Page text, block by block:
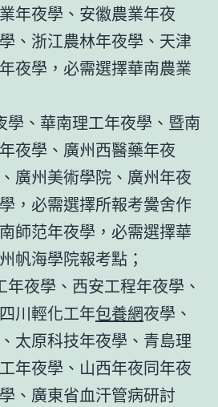
年夜學、安徽農業年夜
、浙江農林年夜學、天津
夜學，必需選擇華南農業
學、華南理工年夜學、暨南
夜學、廣州西醫藥年夜
廣州美術學院、廣州年夜
，必需選擇所報考黌舍作
師范年夜學，必需選擇華
帆海學院報考點；
年夜學、西安工程年夜學、
川輕化工年包養網夜學、
太原科技年夜學、青島理
年夜學、山西年夜同年夜
、廣東省血汗管病研討